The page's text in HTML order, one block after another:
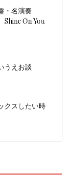
・名演奏
Shine On You
うえお談
クスしたい時